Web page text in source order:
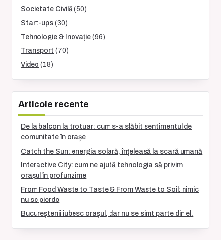
Societate Civilă (50)
Start-ups (30)
Tehnologie & Inovație (96)
Transport (70)
Video (18)
Articole recente
De la balcon la trotuar: cum s-a slăbit sentimentul de
comunitate în orașe
Catch the Sun: energia solară, înțeleasă la scară umană
Interactive City: cum ne ajută tehnologia să privim
orașul în profunzime
From Food Waste to Taste & From Waste to Soil: nimic
nu se pierde
Bucureștenii iubesc orașul, dar nu se simt parte din el.